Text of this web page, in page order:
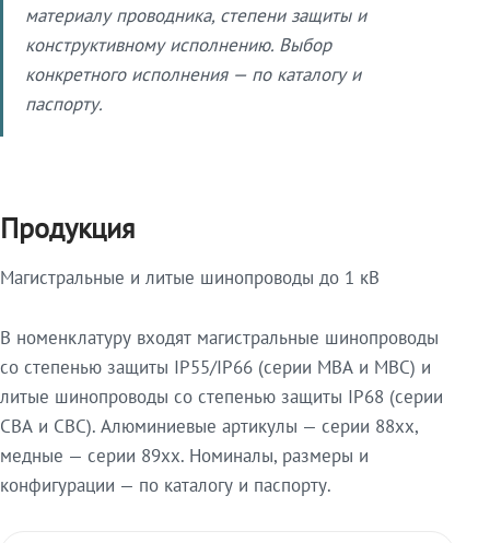
материалу проводника, степени защиты и
конструктивному исполнению. Выбор
конкретного исполнения — по каталогу и
паспорту.
Продукция
Магистральные и литые шинопроводы до 1 кВ
В номенклатуру входят магистральные шинопроводы
со степенью защиты IP55/IP66 (серии МВА и МВС) и
литые шинопроводы со степенью защиты IP68 (серии
СВА и СВС). Алюминиевые артикулы — серии 88xx,
медные — серии 89xx. Номиналы, размеры и
конфигурации — по каталогу и паспорту.